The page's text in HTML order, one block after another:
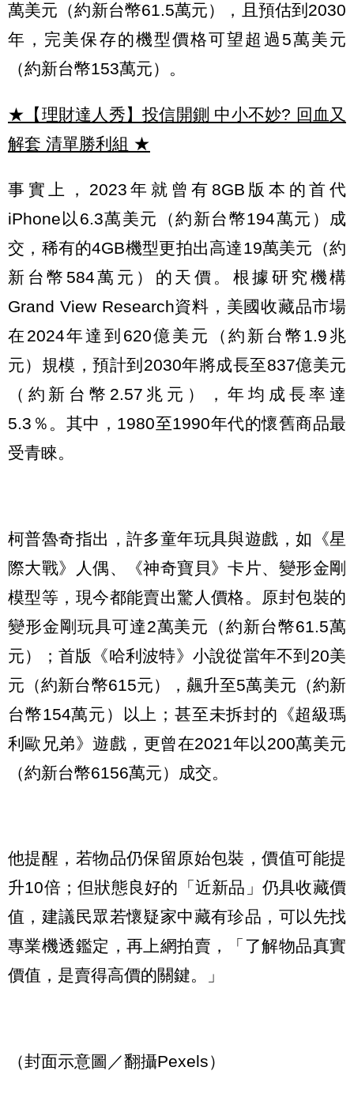
萬美元（約新台幣61.5萬元），且預估到2030
年，完美保存的機型價格可望超過5萬美元
（約新台幣153萬元）。
★【理財達人秀】投信開鍘 中小不妙? 回血又
解套 清單勝利組 ★
事實上，2023年就曾有8GB版本的首代
iPhone以6.3萬美元（約新台幣194萬元）成
交，稀有的4GB機型更拍出高達19萬美元（約
新台幣584萬元）的天價。根據研究機構
Grand View Research資料，美國收藏品市場
在2024年達到620億美元（約新台幣1.9兆
元）規模，預計到2030年將成長至837億美元
（約新台幣2.57兆元），年均成長率達
5.3％。其中，1980至1990年代的懷舊商品最
受青睞。
柯普魯奇指出，許多童年玩具與遊戲，如《星
際大戰》人偶、《神奇寶貝》卡片、變形金剛
模型等，現今都能賣出驚人價格。原封包裝的
變形金剛玩具可達2萬美元（約新台幣61.5萬
元）；首版《哈利波特》小說從當年不到20美
元（約新台幣615元），飆升至5萬美元（約新
台幣154萬元）以上；甚至未拆封的《超級瑪
利歐兄弟》遊戲，更曾在2021年以200萬美元
（約新台幣6156萬元）成交。
他提醒，若物品仍保留原始包裝，價值可能提
升10倍；但狀態良好的「近新品」仍具收藏價
值，建議民眾若懷疑家中藏有珍品，可以先找
專業機透鑑定，再上網拍賣，「了解物品真實
價值，是賣得高價的關鍵。」
（封面示意圖／翻攝Pexels）